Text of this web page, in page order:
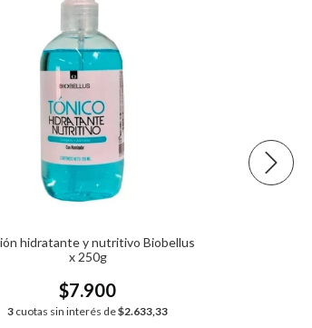
hidratante y nutritivo Biobellus
x 250g
$7.900
3 cuotas sin interés de$2.633,33
Loción